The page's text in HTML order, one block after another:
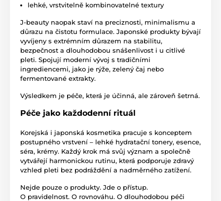
lehké, vrstvitelně kombinovatelné textury
J-beauty naopak staví na preciznosti, minimalismu a
důrazu na čistotu formulace. Japonské produkty bývají
vyvíjeny s extrémním důrazem na stabilitu,
bezpečnost a dlouhodobou snášenlivost i u citlivé
pleti. Spojují moderní vývoj s tradičními
ingrediencemi, jako je rýže, zelený čaj nebo
fermentované extrakty.
Výsledkem je péče, která je účinná, ale zároveň šetrná.
Péče jako každodenní rituál
Korejská i japonská kosmetika pracuje s konceptem
postupného vrstvení – lehké hydratační tonery, esence,
séra, krémy. Každý krok má svůj význam a společně
vytvářejí harmonickou rutinu, která podporuje zdravý
vzhled pleti bez podráždění a nadměrného zatížení.
Nejde pouze o produkty. Jde o přístup.
O pravidelnost. O rovnováhu. O dlouhodobou péči